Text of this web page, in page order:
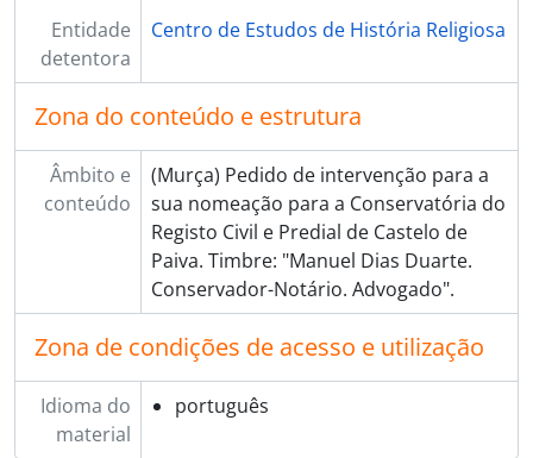
Entidade
detentora
Centro de Estudos de História Religiosa
Zona do conteúdo e estrutura
Âmbito e
conteúdo
(Murça) Pedido de intervenção para a
sua nomeação para a Conservatória do
Registo Civil e Predial de Castelo de
Paiva. Timbre: "Manuel Dias Duarte.
Conservador-Notário. Advogado".
Zona de condições de acesso e utilização
Idioma do
material
português